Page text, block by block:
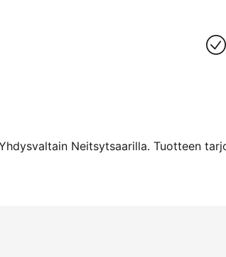
Neitsytsaarilla. Tuotteen